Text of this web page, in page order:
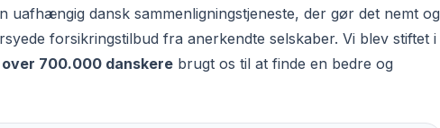
uafhængig dansk sammenligningstjeneste, der gør det nemt og
forsikringstilbud fra anerkendte selskaber. Vi blev stiftet i
over 700.000 danskere brugt os til at finde en bedre og